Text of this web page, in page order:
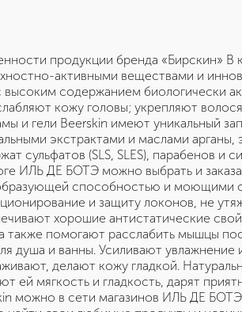
продукции бренда «Бирскин» В
активными веществами и
высоким содержанием биологически
кожу головы; укрепляют
и гели Beerskin имеют уникальный
экстрактами и маслами
сульфатов (SLS, SLES), парабенов
ИЛЬ ДЕ БОТЭ можно выбрать и
способностью и моющими
и защиту локонов, не
хорошие антистатические
также помогают расслабить мышцы
душа и ванны. Усиливают
делают кожу гладкой.
ей мягкость и гладкость, дарят
можно в сети магазинов ИЛЬ ДЕ